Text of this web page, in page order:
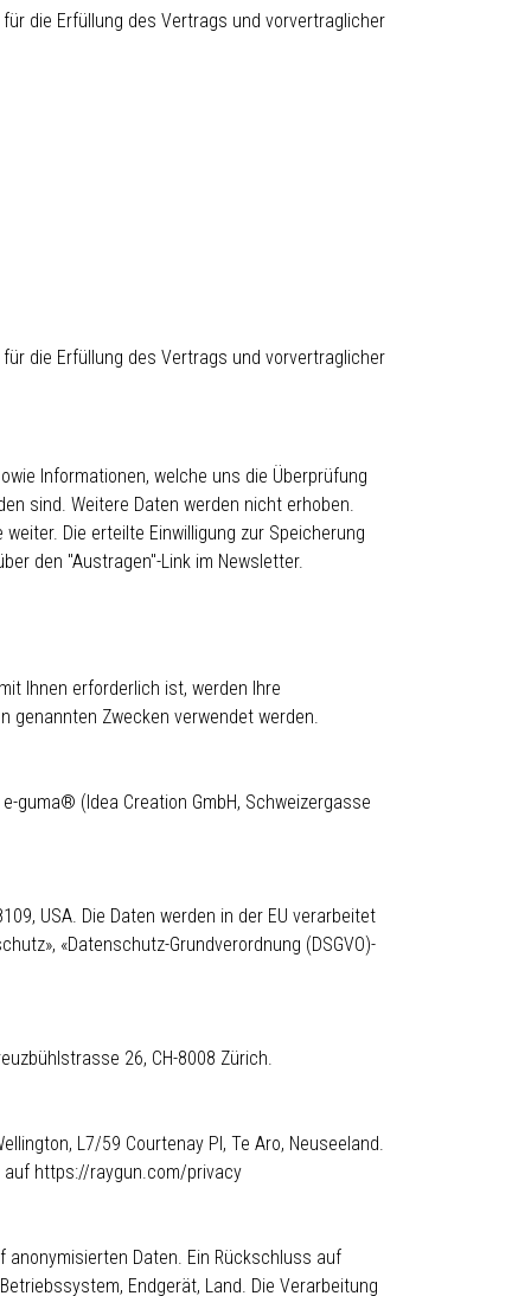
die Erfüllung des Vertrags und vorvertraglicher
die Erfüllung des Vertrags und vorvertraglicher
Informationen, welche uns die Überprüfung
sind. Weitere Daten werden nicht erhoben.
Die erteilte Einwilligung zur Speicherung
den "Austragen"-Link im Newsletter.
Ihnen erforderlich ist, werden Ihre
genannten Zwecken verwendet werden.
guma® (Idea Creation GmbH, Schweizergasse
USA. Die Daten werden in der EU verarbeitet
, «Datenschutz-Grundverordnung (DSGVO)-
26, CH-8008 Zürich.
L7/59 Courtenay Pl, Te Aro, Neuseeland.
auf https://raygun.com/privacy
anonymisierten Daten. Ein Rückschluss auf
Endgerät, Land. Die Verarbeitung